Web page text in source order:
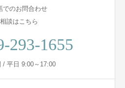
でのお問合わせ
談はこちら
293-1655
/ 平日 9:00～17:00